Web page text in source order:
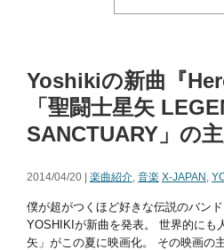
Yoshikiの新曲『
「聖闘士星矢
SANCTUARY」の主
2014/04/20 | 楽曲紹介, 音楽 X-JAPAN ,
僕が超がつくほど好きな伝説のバン
YOSHIKIが新曲を発表。 世界的にも
矢」がこの夏に映画化。 その映画の